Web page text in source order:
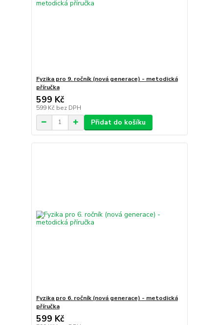
Fyzika pro 9. ročník (nová generace) - metodická
příručka
599 Kč
599 Kč bez DPH
Přidat do košíku
Fyzika pro 6. ročník (nová generace) - metodická
příručka
599 Kč